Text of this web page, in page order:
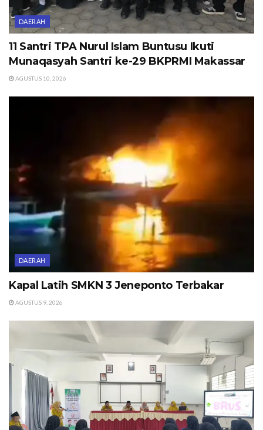
DAERAH
11 Santri TPA Nurul Islam Buntusu Ikuti
Munaqasyah Santri ke-29 BKPRMI Makassar
AGUSTUS 10, 2026
DAERAH
Kapal Latih SMKN 3 Jeneponto Terbakar
AGUSTUS 9, 2026